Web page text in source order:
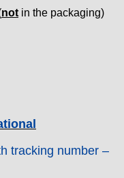
not in the packaging)
tracking number –